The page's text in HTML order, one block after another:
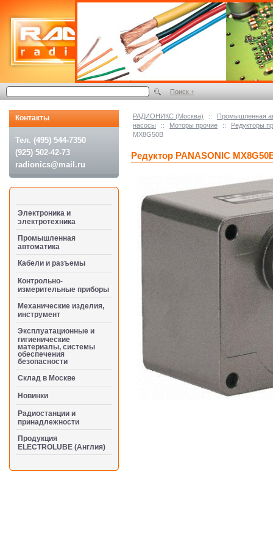
РАДИОНИКС (Москва) ::
Промышленная
насосы
:: Моторы прочие ::
Редукторы
MX8G50B
Редуктор PANASONIC
Контакты
Тел. (495) 544-7350
(925) 502-42-73
radionics@mail.ru
Электроника и
электротехника
Промышленная
автоматика
Кабели и разъемы
Контрольно-
измерительные приборы
Механические изделия,
инструмент
Эксплуатационные и
гигиенические
материалы, системы
обеспечения
безопасности
Cклад в Москве
Новинки
Радиостанции и
принадлежности
Продукция
ELECTROLUBE (Англия)
Поиск +